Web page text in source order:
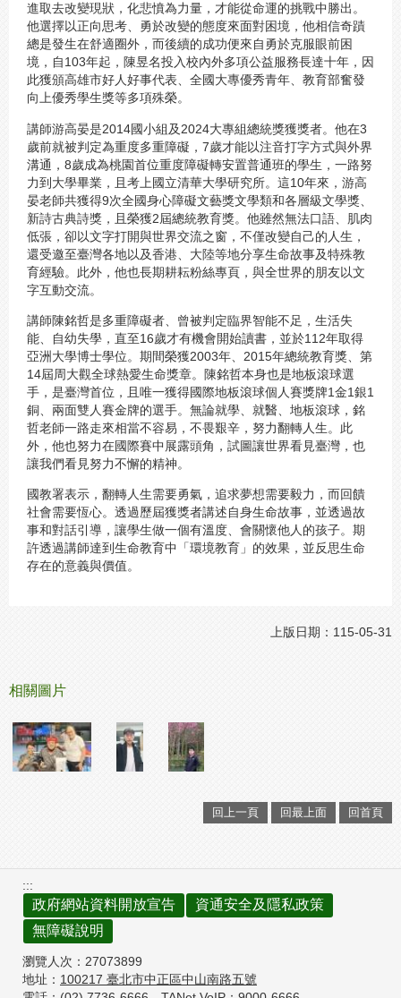
進取去改變現狀，化悲憤為力量，才能從命運的挑戰中勝出。
他選擇以正向思考、勇於改變的態度來面對困境，他相信奇蹟
總是發生在舒適圈外，而後續的成功便來自勇於克服眼前困
境，自103年起，陳昱名投入校內外多項公益服務長達十年，因
此獲頒高雄市好人好事代表、全國大專優秀青年、教育部奮發
向上優秀學生獎等多項殊榮。
講師游高晏是2014國小組及2024大專組總統獎獲獎者。他在3
歲前就被判定為重度多重障礙，7歲才能以注音打字方式與外界
溝通，8歲成為桃園首位重度障礙轉安置普通班的學生，一路努
力到大學畢業，且考上國立清華大學研究所。這10年來，游高
晏老師共獲得9次全國身心障礙文藝獎文學類和各層級文學獎、
新詩古典詩獎，且榮獲2屆總統教育獎。他雖然無法口語、肌肉
低張，卻以文字打開與世界交流之窗，不僅改變自己的人生，
還受邀至臺灣各地以及香港、大陸等地分享生命故事及特殊教
育經驗。此外，他也長期耕耘粉絲專頁，與全世界的朋友以文
字互動交流。
講師陳銘哲是多重障礙者、曾被判定臨界智能不足，生活失
能、自幼失學，直至16歲才有機會開始讀書，並於112年取得
亞洲大學博士學位。期間榮獲2003年、2015年總統教育獎、第
14屆周大觀全球熱愛生命獎章。陳銘哲本身也是地板滾球選
手，是臺灣首位，且唯一獲得國際地板滾球個人賽獎牌1金1銀1
銅、兩面雙人賽金牌的選手。無論就學、就醫、地板滾球，銘
哲老師一路走來相當不容易，不畏艱辛，努力翻轉人生。此
外，他也努力在國際賽中展露頭角，試圖讓世界看見臺灣，也
讓我們看見努力不懈的精神。
國教署表示，翻轉人生需要勇氣，追求夢想需要毅力，而回饋
社會需要恆心。透過歷屆獲獎者講述自身生命故事，並透過故
事和對話引導，讓學生做一個有溫度、會關懷他人的孩子。期
許透過講師達到生命教育中「環境教育」的效果，並反思生命
存在的意義與價值。
上版日期：115-05-31
相關圖片
回上一頁 回最上面 回首頁
:::
政府網站資料開放宣告
資通安全及隱私政策
無障礙說明
瀏覽人次： 27073899
地址： 100217 臺北市中正區中山南路五號